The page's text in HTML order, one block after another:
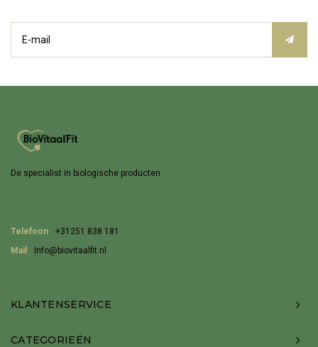
De specialist in biologische producten
Telefoon
+31251 838 181
Mail
Info@biovitaalfit.nl
KLANTENSERVICE
CATEGORIEËN